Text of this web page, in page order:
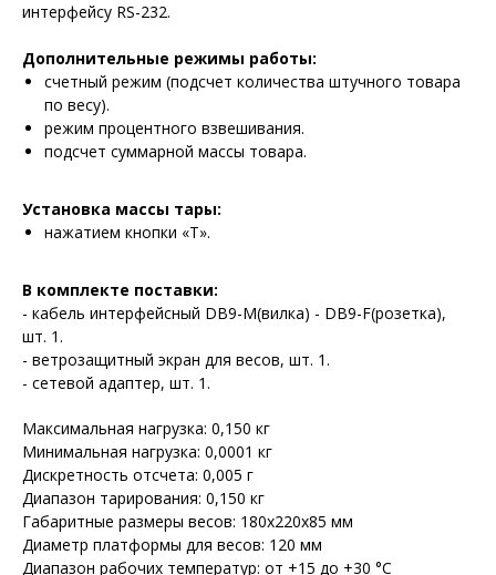
интерфейсу RS-232.
Дополнительные режимы работы:
счетный режим (подсчет количества штучного товара
по весу).
режим процентного взвешивания.
подсчет суммарной массы товара.
Установка массы тары:
нажатием кнопки «T».
В комплекте поставки:
- кабель интерфейсный DB9-M(вилка) - DB9-F(розетка),
шт. 1.
- ветрозащитный экран для весов, шт. 1.
- сетевой адаптер, шт. 1.
Максимальная нагрузка: 0,150 кг
Минимальная нагрузка: 0,0001 кг
Дискретность отсчета: 0,005 г
Диапазон тарирования: 0,150 кг
Габаритные размеры весов: 180х220х85 мм
Диаметр платформы для весов: 120 мм
Диапазон рабочих температур: от +15 до +30 °С